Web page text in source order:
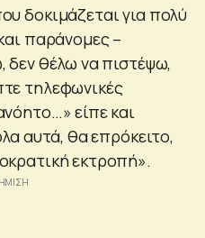
δοκιμάζεται για πολύ
παράνομες –
δεν θέλω να πιστέψω,
τηλεφωνικές
είπε και
αυτά, θα επρόκειτο,
εκτροπή».